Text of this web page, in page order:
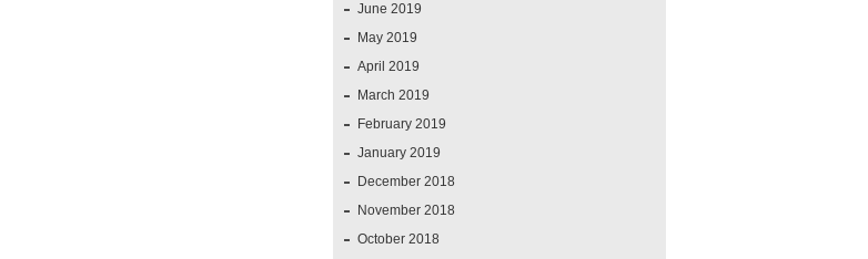
June 2019
May 2019
April 2019
March 2019
February 2019
January 2019
December 2018
November 2018
October 2018